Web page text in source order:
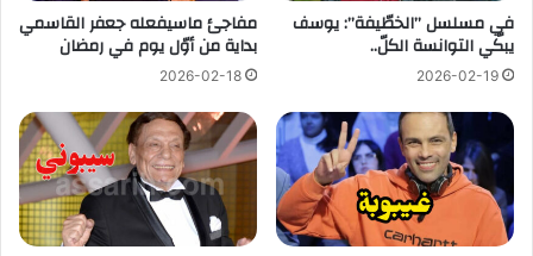
في مسلسل ”الخطّيفة”: يوسف
يبكّي التوانسة الكلّ..
2026-02-19
مفاجئ ماسيفعله جعفر القاسمي
بداية من أوّل يوم في رمضان
2026-02-18